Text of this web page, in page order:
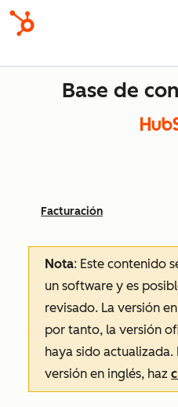
Base de
Facturación
Nota: Este contenido
un software y es
revisado. La versión
por tanto, la versión
haya sido actualizada.
versión en inglés, haz